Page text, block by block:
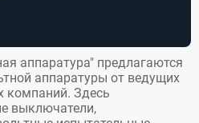
аппаратура" предлагаются
аппаратуры от ведущих
компаний. Здесь
выключатели,